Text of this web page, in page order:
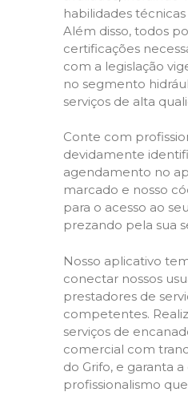
habilidades
Além disso, todos
certificações
com a legislação
no segmento
serviços de alta
Conte com
devidamente
agendamento no
marcado e nosso
para o acesso ao
prezando pela sua
Nosso aplicativo
conectar nossos
prestadores de
competentes.
serviços de
comercial com
do Grifo, e garanta
profissionalismo